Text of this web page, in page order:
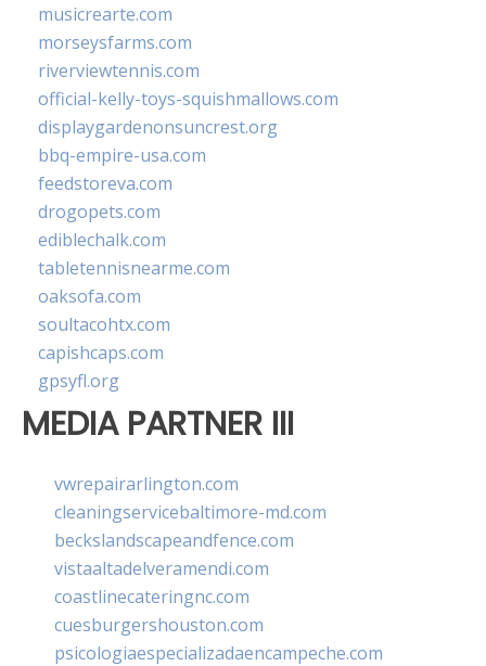
musicrearte.com
morseysfarms.com
riverviewtennis.com
official-kelly-toys-squishmallows.com
displaygardenonsuncrest.org
bbq-empire-usa.com
feedstoreva.com
drogopets.com
ediblechalk.com
tabletennisnearme.com
oaksofa.com
soultacohtx.com
capishcaps.com
gpsyfl.org
MEDIA PARTNER III
vwrepairarlington.com
cleaningservicebaltimore-md.com
beckslandscapeandfence.com
vistaaltadelveramendi.com
coastlinecateringnc.com
cuesburgershouston.com
psicologiaespecializadaencampeche.com